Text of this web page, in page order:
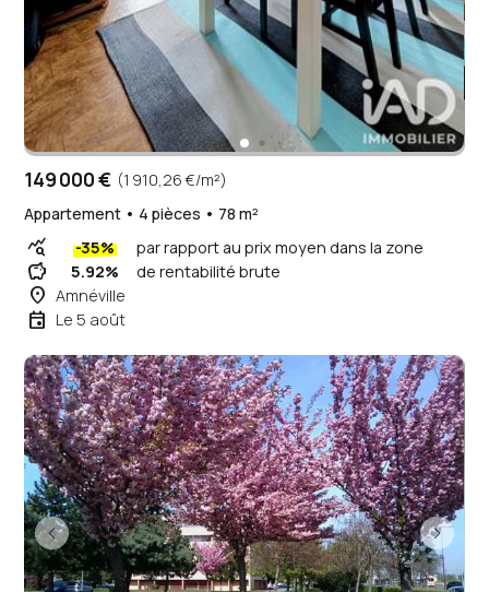
149 000 € (1 910,26 €/m²)
Appartement • 4 pièces • 78 m²
query_stats -35% par rapport au prix moyen dans la zone
savings 5.92% de rentabilité brute
place Amnéville
event Le 5 août